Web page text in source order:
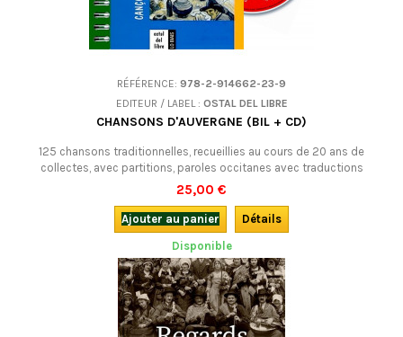
RÉFÉRENCE: 978-2-914662-23-9
EDITEUR / LABEL : OSTAL DEL LIBRE
CHANSONS D'AUVERGNE (BIL + CD)
125 chansons traditionnelles, recueillies au cours de 20 ans de
collectes, avec partitions, paroles occitanes avec traductions
françaises, et CD. Pour apprendre, chanter pour soi ou en groupe, pour le
plaisir !Nouvelle édition bilingue.
25,00 €
Ajouter au panier
Détails
Disponible